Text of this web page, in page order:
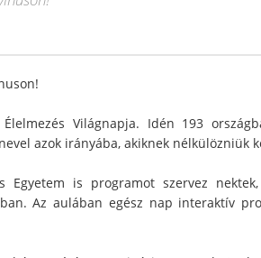
Világnapja. Idén 193
azok irányába, akiknek nélkülözniük
Egyetem is programot szervez
Az aulában egész nap interaktív